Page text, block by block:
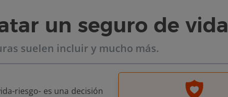
un seguro de vida
suelen incluir y mucho más.
riesgo- es una decisión